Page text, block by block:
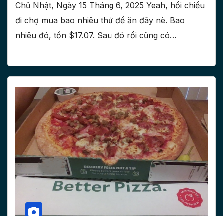
Chủ Nhật, Ngày 15 Tháng 6, 2025 Yeah, hồi chiều
đi chợ mua bao nhiêu thứ để ăn đây nè. Bao
nhiêu đó, tốn $17.07. Sau đó rồi cũng có…